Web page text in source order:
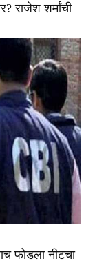
राजेश शर्मांची
फोडला नीटचा